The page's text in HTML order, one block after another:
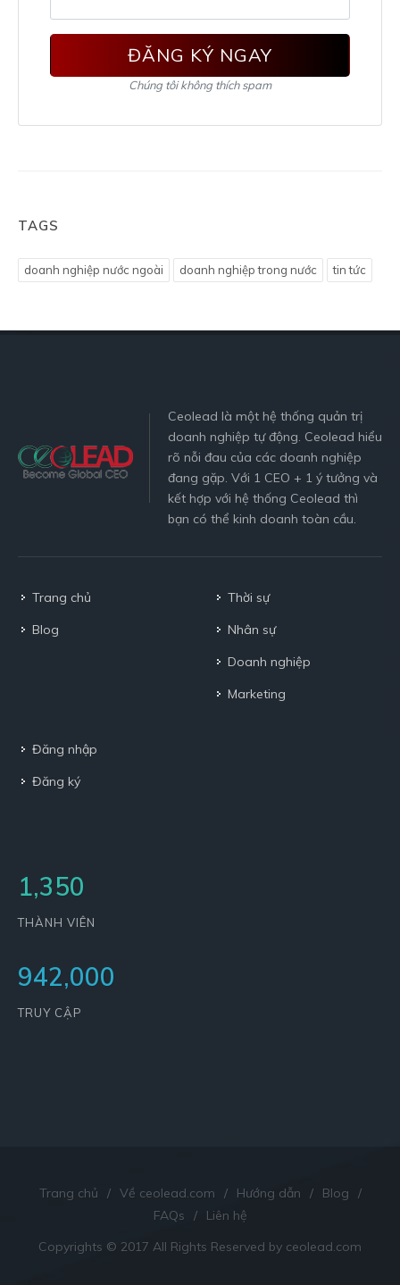
ĐĂNG KÝ NGAY
Chúng tôi không thích spam
TAGS
doanh nghiệp nước ngoài doanh nghiệp trong nước tin tức
Ceolead là một hệ thống quản trị
doanh nghiệp tự động. Ceolead hiểu
rõ nỗi đau của các doanh nghiệp
đang gặp. Với 1 CEO + 1 ý tưởng và
kết hợp với hệ thống Ceolead thì
bạn có thể kinh doanh toàn cầu.
Trang chủ
Blog
Thời sự
Nhân sự
Doanh nghiệp
Marketing
Đăng nhập
Đăng ký
1,350
THÀNH VIÊN
942,000
TRUY CẬP
Trang chủ / Về ceolead.com / Hướng dẫn / Blog
/
FAQs
/
Liên hệ
Copyrights © 2017 All Rights Reserved by ceolead.com